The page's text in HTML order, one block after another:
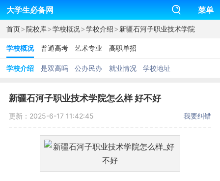
大学生必备网 菜单
首页>院校库>学校概况>学校介绍>新疆石河子职业技术学院
学校概况 普通高考 艺术专业 高职单招
学校介绍 是双高吗 公办民办 就业情况 学校地址
新疆石河子职业技术学院怎么样 好不好
更新：2025-6-17 11:42:45 我要纠错